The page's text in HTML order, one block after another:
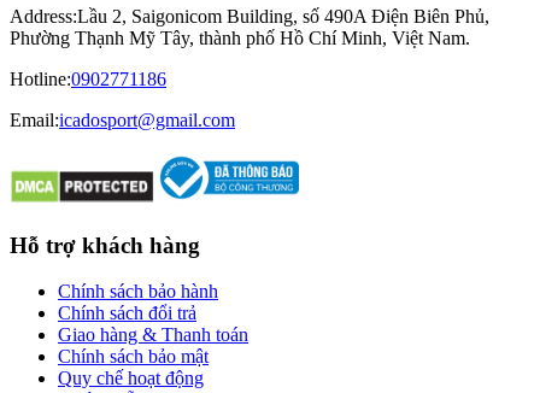
Address:Lầu 2, Saigonicom Building, số 490A Điện Biên Phủ,
Phường Thạnh Mỹ Tây, thành phố Hồ Chí Minh, Việt Nam.
Hotline:0902771186
Email:icadosport@gmail.com
Hỗ trợ khách hàng
Chính sách bảo hành
Chính sách đổi trả
Giao hàng & Thanh toán
Chính sách bảo mật
Quy chế hoạt động